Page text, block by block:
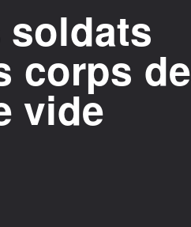
soldats
corps de
vide